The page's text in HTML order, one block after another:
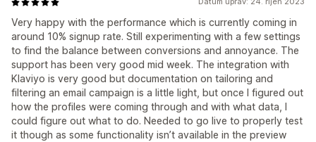
Very happy with the performance which is currently coming in
around 10% signup rate. Still experimenting with a few settings
to find the balance between conversions and annoyance. The
support has been very good mid week. The integration with
Klaviyo is very good but documentation on tailoring and
filtering an email campaign is a little light, but once I figured out
how the profiles were coming through and with what data, I
could figure out what to do. Needed to go live to properly test
it though as some functionality isn’t available in the preview